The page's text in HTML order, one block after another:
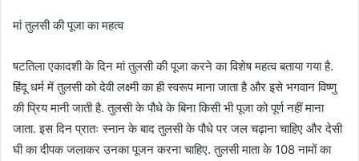
मां तुलसी की पूजा का महत्व
षटतिला एकादशी के दिन मां तुलसी की पूजा करने का विशेष महत्व बताया गया है.
हिंदू धर्म में तुलसी को देवी लक्ष्मी का ही स्वरूप माना जाता है और इसे भगवान विष्णु
की प्रिय मानी जाती है. तुलसी के पौधे के बिना किसी भी पूजा को पूर्ण नहीं माना
जाता. इस दिन प्रातः स्नान के बाद तुलसी के पौधे पर जल चढ़ाना चाहिए और देसी
घी का दीपक जलाकर उनका पूजन करना चाहिए. तुलसी माता के 108 नामों का